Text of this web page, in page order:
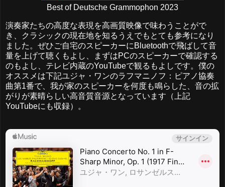
Best of Deutsche Grammophon 2023
演奏家たちの高度な表現を高画質映像で味わうことがで
き、クラシックの現在地を知るうえでもとても参考になり
ました。ぜひご自宅のスピーカーにBluetoothで飛ばして音
量を上げて聴くもよし、まずはPCのスピーカーで確認する
のもよし、テレビ内蔵のYouTubeで観るもよしです。僕の
オススメは下記ユジャ・ワンのラフマニノフ：ピアノ協奏
曲第1番で、我が家のスピーカーを何度も鳴らした、音の拡
がりが素晴らしい高音質音源となっています（上記
YouTubeにも収録）。